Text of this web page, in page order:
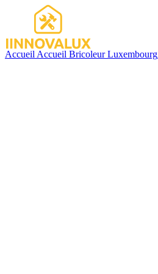
Accueil Accueil Bricoleur Luxembourg